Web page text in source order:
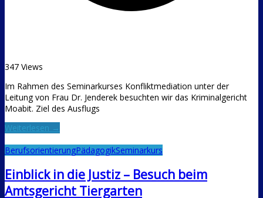
347 Views
Im Rahmen des Seminarkurses Konfliktmediation unter der
Leitung von Frau Dr. Jenderek besuchten wir das Kriminalgericht
Moabit. Ziel des Ausflugs
Weiterlesen →
BerufsorientierungPädagogikSeminarkurs
Einblick in die Justiz – Besuch beim
Amtsgericht Tiergarten